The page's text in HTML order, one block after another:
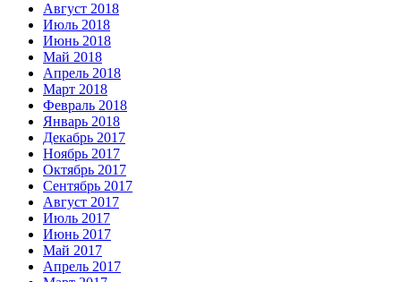
Август 2018
Июль 2018
Июнь 2018
Май 2018
Апрель 2018
Март 2018
Февраль 2018
Январь 2018
Декабрь 2017
Ноябрь 2017
Октябрь 2017
Сентябрь 2017
Август 2017
Июль 2017
Июнь 2017
Май 2017
Апрель 2017